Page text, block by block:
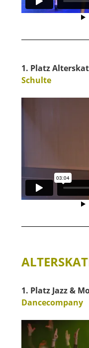
1. Platz
Schulte
1. Platz Jazz &
Dancecompany